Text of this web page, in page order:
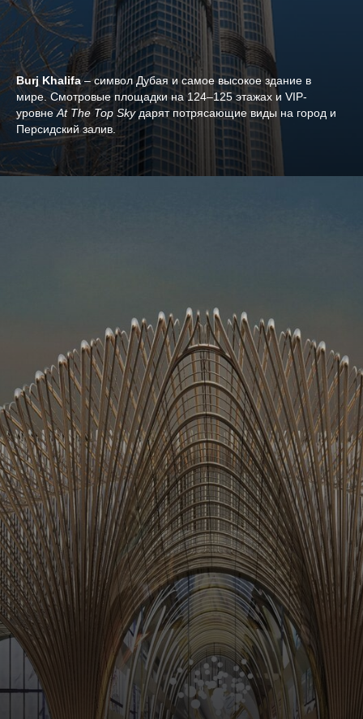
Burj Khalifa– символ Дубая и самое высокое здание в
мире. Смотровые площадки на 124–125 этажах и VIP-
уровнеAt The Top Skyдарят потрясающие виды на город и
Персидский залив.